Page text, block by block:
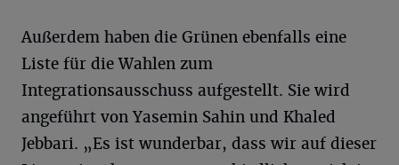
Außerdem haben die Grünen ebenfalls eine
Liste für die Wahlen zum
Integrationsausschuss aufgestellt. Sie wird
angeführt von Yasemin Sahin und Khaled
Jebbari. „Es ist wunderbar, dass wir auf dieser